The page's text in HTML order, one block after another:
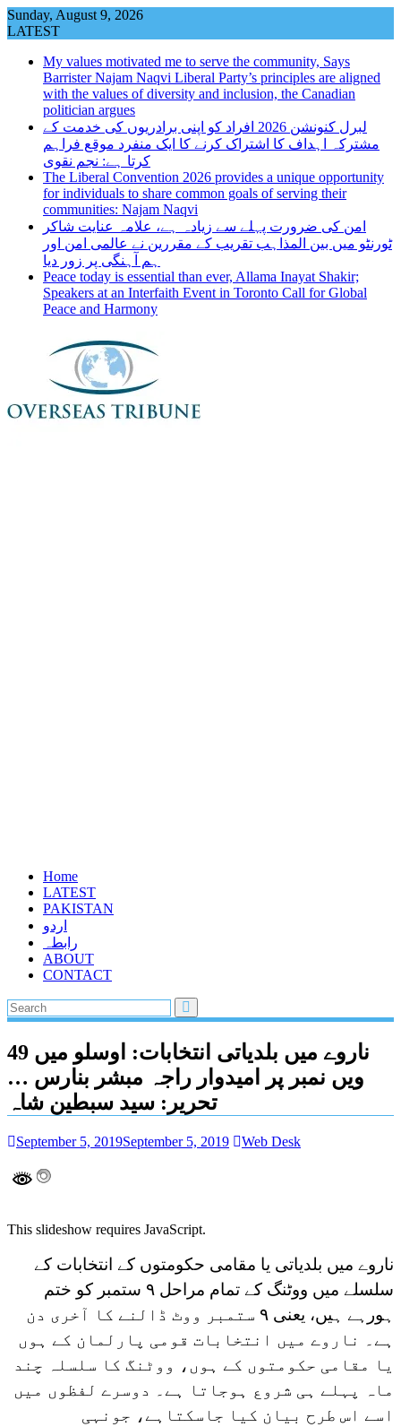
Skip
to
Sunday, August 9, 2026
LATEST
My values motivated me to serve the community, Says
Barrister Najam Naqvi Liberal Party’s principles are aligned
with the values of diversity and inclusion, the Canadian
politician argues
لبرل کنونشن 2026 افراد کو اپنی برادریوں کی خدمت کے
مشترکہ اہداف کا اشتراک کرنے کا ایک منفرد موقع فراہم
کرتا ہے: نجم نقوی
The Liberal Convention 2026 provides a unique opportunity
for individuals to share common goals of serving their
communities: Najam Naqvi
امن کی ضرورت پہلے سے زیادہ ہے، علامہ عنایت شاکر
ٹورنٹو میں بین المذاہب تقریب کے مقررین نے عالمی امن اور
ہم آہنگی پر زور دیا
Peace today is essential than ever, Allama Inayat Shakir;
Speakers at an Interfaith Event in Toronto Call for Global
Peace and Harmony
Home
LATEST
PAKISTAN
اردو
رابطہ
ABOUT
CONTACT
ناروے میں بلدیاتی انتخابات: اوسلو میں 49
ویں نمبر پر امیدوار راجہ مبشر بنارس …
تحریر: سید سبطین شاہ
September 5, 2019September 5, 2019 Web Desk
This slideshow requires JavaScript.
ناروے میں بلدیاتی یا مقامی حکومتوں کے انتخابات کے
سلسلے میں ووٹنگ کے تمام مراحل ۹ ستمبر کو ختم
ہورہے ہیں، یعنی ۹ ستمبر ووٹ ڈالنے کا آخری دن
ہے۔ ناروے میں انتخابات قومی پارلمان کے ہوں
یا مقامی حکومتوں کے ہوں، ووٹنگ کا سلسلہ چند
ماہ پہلے ہی شروع ہوجاتا ہے۔ دوسرے لفظوں میں
اسے اس طرح بیان کیا جاسکتاہے، جونہی